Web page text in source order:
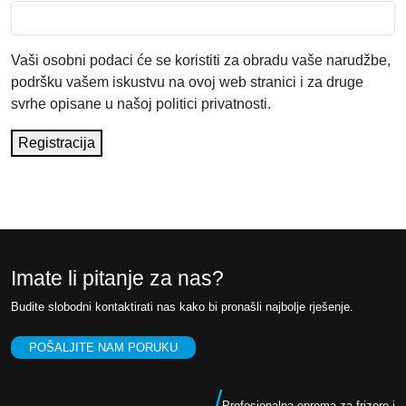
Vaši osobni podaci će se koristiti za obradu vaše narudžbe,
podršku vašem iskustvu na ovoj web stranici i za druge
svrhe opisane u našoj politici privatnosti.
Registracija
Imate li pitanje za nas?
Budite slobodni kontaktirati nas kako bi pronašli najbolje rješenje.
POŠALJITE NAM PORUKU